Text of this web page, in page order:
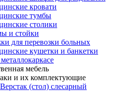
кровати
тумбы
столики
и стойки
для перевозки больных
кушетки и банкетки
мебель
и их комплектующие
Верстак (стол) слесарный